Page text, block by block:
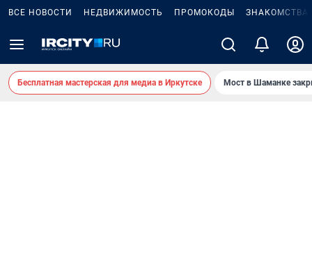
ВСЕ НОВОСТИ НЕДВИЖИМОСТЬ ПРОМОКОДЫ ЗНАКОМСТВА
Бесплатная мастерская для медиа в Иркутске Мост в Шаманке